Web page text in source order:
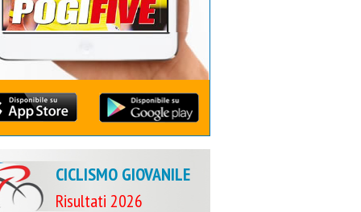
CICLISMO GIOVANILE
Risultati 2026